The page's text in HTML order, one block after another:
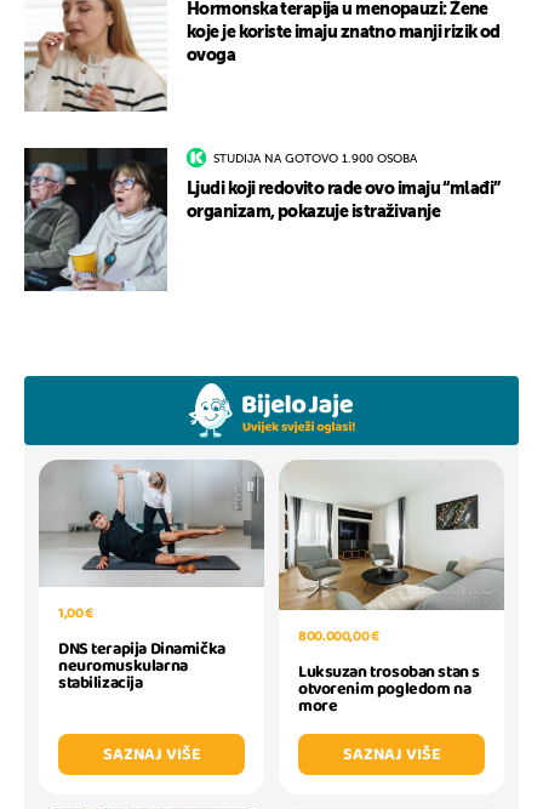
Hormonska terapija u menopauzi: Žene
koje je koriste imaju znatno manji rizik od
ovoga
STUDIJA NA GOTOVO 1.900 OSOBA
Ljudi koji redovito rade ovo imaju “mlađi”
organizam, pokazuje istraživanje
1,00 €
DNS terapija Dinamička
neuromuskularna
stabilizacija
SAZNAJ VIŠE
800.000,00 €
Luksuzan trosoban stan s
otvorenim pogledom na
more
SAZNAJ VIŠE